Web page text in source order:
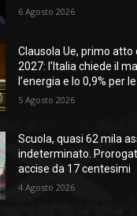
6 Agosto 2026
Clausola Ue, primo atto
2027: l’Italia chiede il
l’energia e lo 0,9% per
5 Agosto 2026
Scuola, quasi 62 mila
indeterminato.
accise da 17 centesimi
4 Agosto 2026